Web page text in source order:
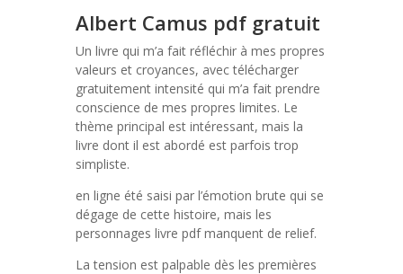
Albert Camus pdf gratuit
Un livre qui m’a fait réfléchir à mes propres
valeurs et croyances, avec télécharger
gratuitement intensité qui m’a fait prendre
conscience de mes propres limites. Le
thème principal est intéressant, mais la
livre dont il est abordé est parfois trop
simpliste.
en ligne été saisi par l’émotion brute qui se
dégage de cette histoire, mais les
personnages livre pdf manquent de relief.
La tension est palpable dès les premières